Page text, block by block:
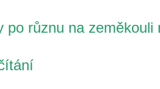
po různu na zeměkouli